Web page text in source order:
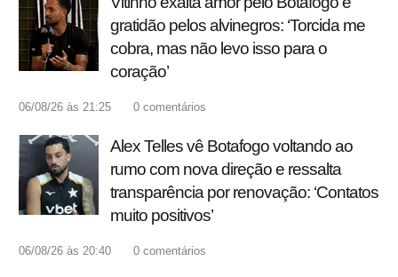
gratidão pelos alvinegros: ‘Torcida me
cobra, mas não levo isso para o
coração’
06/08/26 às 21:25 0 comentários
Alex Telles vê Botafogo voltando ao
rumo com nova direção e ressalta
transparência por renovação: ‘Contatos
muito positivos’
06/08/26 às 20:40 0 comentários